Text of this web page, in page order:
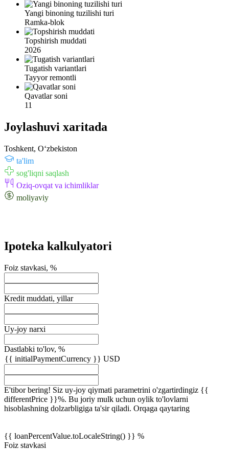
Yangi binoning tuzilishi turi
Ramka-blok
Topshirish muddati
2026
Tugatish variantlari
Tayyor remontli
Qavatlar soni
11
Joylashuvi xaritada
Toshkent, Oʻzbekiston
ta'lim
sog'liqni saqlash
Oziq-ovqat va ichimliklar
moliyaviy
Ipoteka kalkulyatori
Foiz stavkasi, %
Kredit muddati, yillar
Uy-joy narxi
Dastlabki to'lov, %
{{ initialPaymentCurrency }} USD
E'tibor bering! Siz uy-joy qiymati parametrini o'zgartirdingiz {{
differentPrice }}%. Bu joriy mulk uchun oylik to'lovlarni
hisoblashning dolzarbligiga ta'sir qiladi. Orqaga qaytaring
{{ loanPercentValue.toLocaleString() }} %
Foiz stavkasi